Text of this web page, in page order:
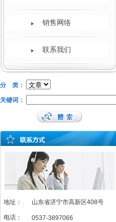
销售网络
联系我们
分 类：
关键词：
地址： 山东省济宁市高新区408号
电话： 0537-3897066